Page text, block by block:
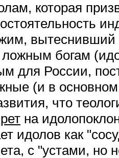
которая
вытеснивший
богам
для России,
(и в
что
на
идолов как
с "устами, но